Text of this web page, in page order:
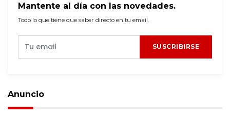
Mantente al día con las novedades.
Todo lo que tiene que saber directo en tu email.
SUSCRIBIRSE
Anuncio